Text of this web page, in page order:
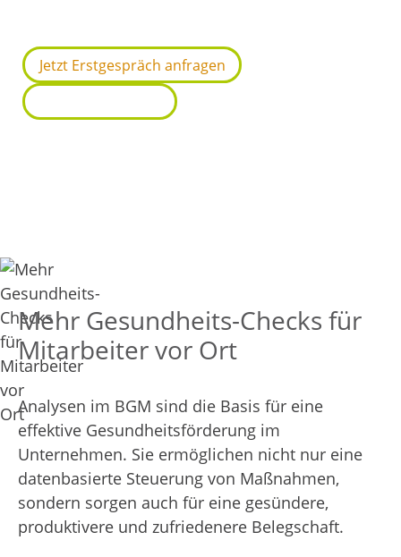
Jetzt Erstgespräch anfragen
Mehr Gesundheits-Checks für
Mitarbeiter vor Ort
Analysen im BGM sind die Basis für eine
effektive Gesundheitsförderung im
Unternehmen. Sie ermöglichen nicht nur eine
datenbasierte Steuerung von Maßnahmen,
sondern sorgen auch für eine gesündere,
produktivere und zufriedenere Belegschaft.